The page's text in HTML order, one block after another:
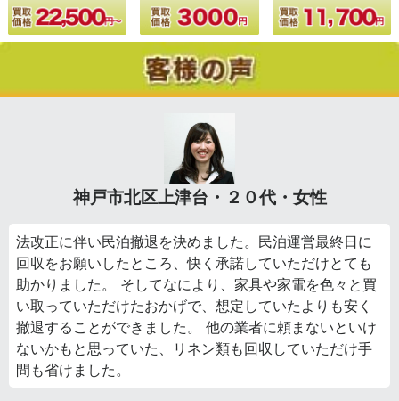
神戸市北区上津台・２０代・女性
法改正に伴い民泊撤退を決めました。民泊運営最終日に
回収をお願いしたところ、快く承諾していただけとても
助かりました。 そしてなにより、家具や家電を色々と買
い取っていただけたおかげで、想定していたよりも安く
撤退することができました。 他の業者に頼まないといけ
ないかもと思っていた、リネン類も回収していただけ手
間も省けました。